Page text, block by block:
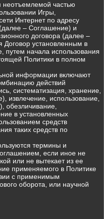
неотъемлемой частью
Игры,
Интернет по адресу
– Соглашение) и
договора (далее –
Договор установленным в
путем начала использования
Политики в полном
информации включают
действий
систематизация, хранение,
извлечение, использование,
обезличивание,
в установленных
средств
таких средств по
термины и
если иное не
или не вытекает из ее
применяемого в Политике
с применимым
оборота, или научной